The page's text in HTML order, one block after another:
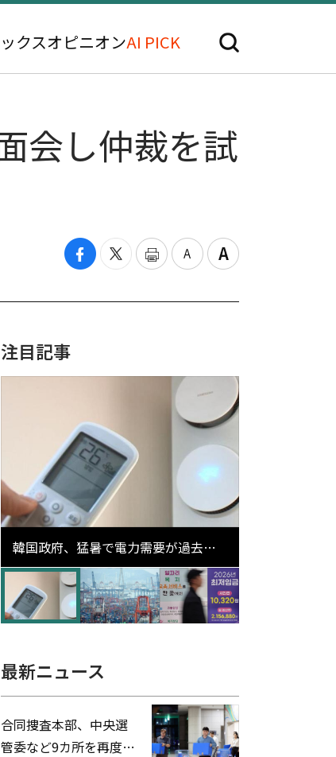
クスオピニオンAI PICK
会し仲裁を試
注目記事
韓国政府、猛暑で電力需要が過去最
高更新の可能性に需給対応体制を点
検
最新ニュース
合同捜査本部、中央選
管委など9カ所を再度家